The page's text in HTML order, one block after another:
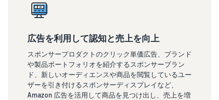
広告を利用して認知と売上を向上
スポンサープロダクトのクリック単価広告、ブランド
や製品ポートフォリオを紹介するスポンサーブラン
ド、新しいオーディエンスや商品を閲覧しているユー
ザーを引き付けるスポンサーディスプレイなど、
Amazon 広告を活用して商品を見つけ出し、売上を増